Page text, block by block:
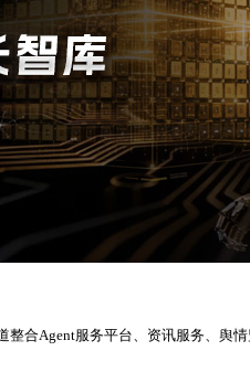
合Agent服务平台、资讯服务、舆